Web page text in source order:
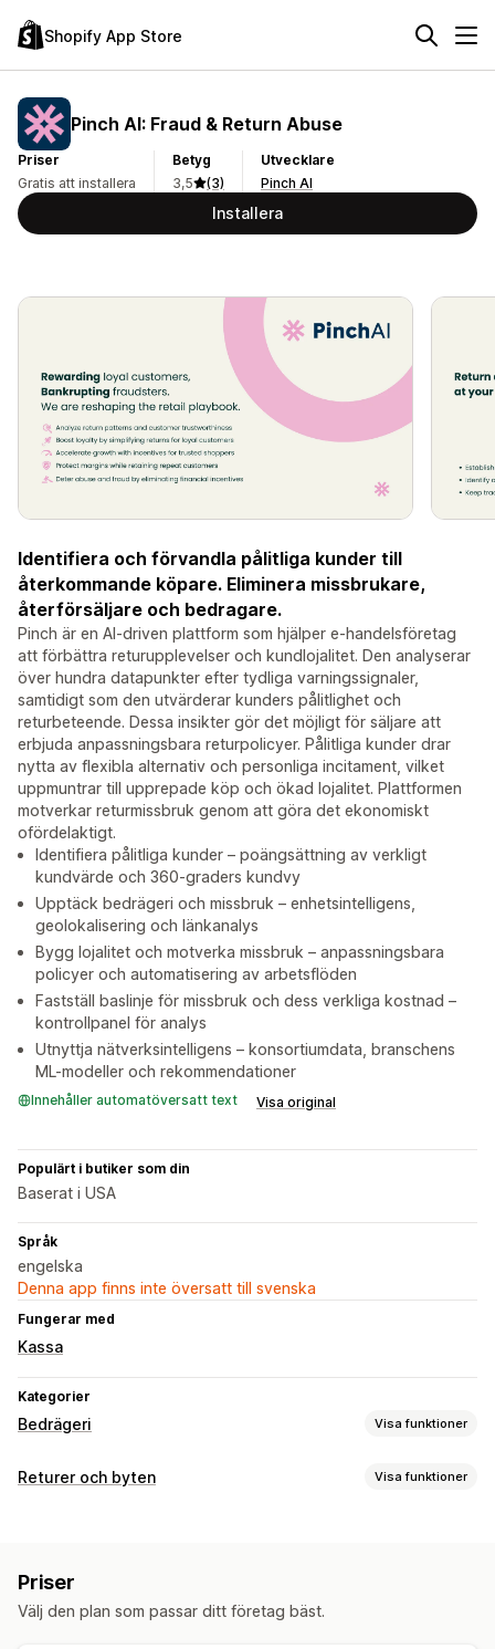
Shopify App Store
Pinch AI: Fraud & Return Abuse
Priser
Gratis att installera
Betyg
3,5
(3)
Utvecklare
Pinch AI
Installera
Identifiera och förvandla pålitliga kunder till
återkommande köpare. Eliminera missbrukare,
återförsäljare och bedragare.
Pinch är en AI-driven plattform som hjälper e-handelsföretag
att förbättra returupplevelser och kundlojalitet. Den analyserar
över hundra datapunkter efter tydliga varningssignaler,
samtidigt som den utvärderar kunders pålitlighet och
returbeteende. Dessa insikter gör det möjligt för säljare att
erbjuda anpassningsbara returpolicyer. Pålitliga kunder drar
nytta av flexibla alternativ och personliga incitament, vilket
uppmuntrar till upprepade köp och ökad lojalitet. Plattformen
motverkar returmissbruk genom att göra det ekonomiskt
ofördelaktigt.
Identifiera pålitliga kunder – poängsättning av verkligt
kundvärde och 360-graders kundvy
Upptäck bedrägeri och missbruk – enhetsintelligens,
geolokalisering och länkanalys
Bygg lojalitet och motverka missbruk – anpassningsbara
policyer och automatisering av arbetsflöden
Fastställ baslinje för missbruk och dess verkliga kostnad –
kontrollpanel för analys
Utnyttja nätverksintelligens – konsortiumdata, branschens
ML-modeller och rekommendationer
Innehåller automatöversatt text Visa original
Populärt i butiker som din
Baserat i USA
Språk
engelska
Denna app finns inte översatt till svenska
Fungerar med
Kassa
Kategorier
Bedrägeri Visa funktioner
Bedrägerityper
Förebyggande verktyg
Anpassade regler
Blockeringslista
Returer och byten Visa funktioner
Återbetalningshantering
Analysverktyg
Priser
Välj den plan som passar ditt företag bäst.